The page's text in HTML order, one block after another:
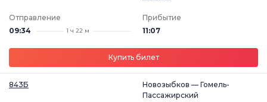
Отправление
09:34
1 ч 22 м
Прибытие
11:07
Купить билет
843Б
Новозыбков — Гомель-
Пассажирский